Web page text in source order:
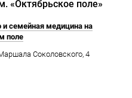
«Октябрьское поле»
семейная медицина на
поле
Соколовского, 4